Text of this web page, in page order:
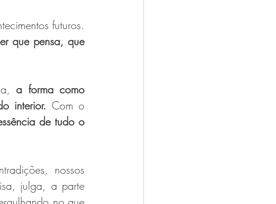
futuros.
que pensa, que
a forma como
interior. Com o
de tudo o
nossos
julga, a parte